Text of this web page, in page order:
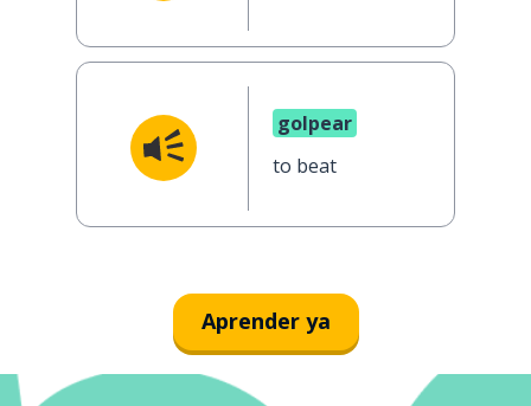
golpear
to beat
Aprender ya